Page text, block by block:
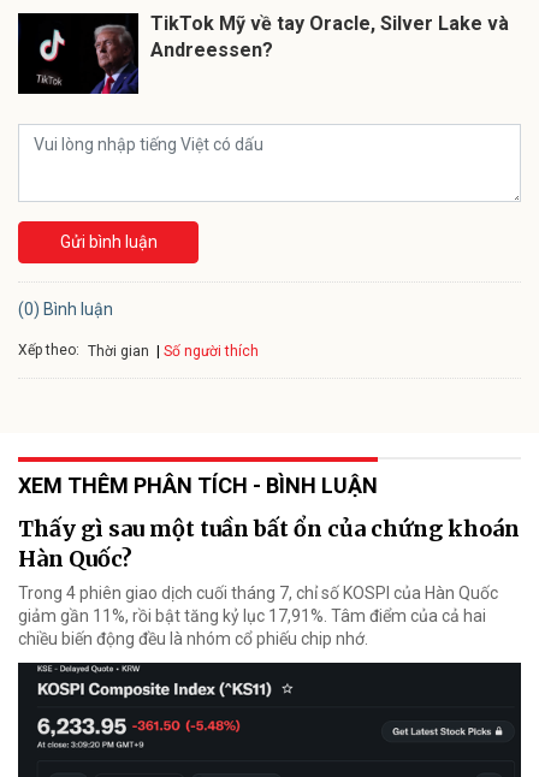
TikTok Mỹ về tay Oracle, Silver Lake và
Andreessen?
Gửi bình luận
(0) Bình luận
Xếp theo: Thời gian Số người thích
XEM THÊM PHÂN TÍCH - BÌNH LUẬN
Thấy gì sau một tuần bất ổn của chứng khoán
Hàn Quốc?
Trong 4 phiên giao dịch cuối tháng 7, chỉ số KOSPI của Hàn Quốc
giảm gần 11%, rồi bật tăng kỷ lục 17,91%. Tâm điểm của cả hai
chiều biến động đều là nhóm cổ phiếu chip nhớ.